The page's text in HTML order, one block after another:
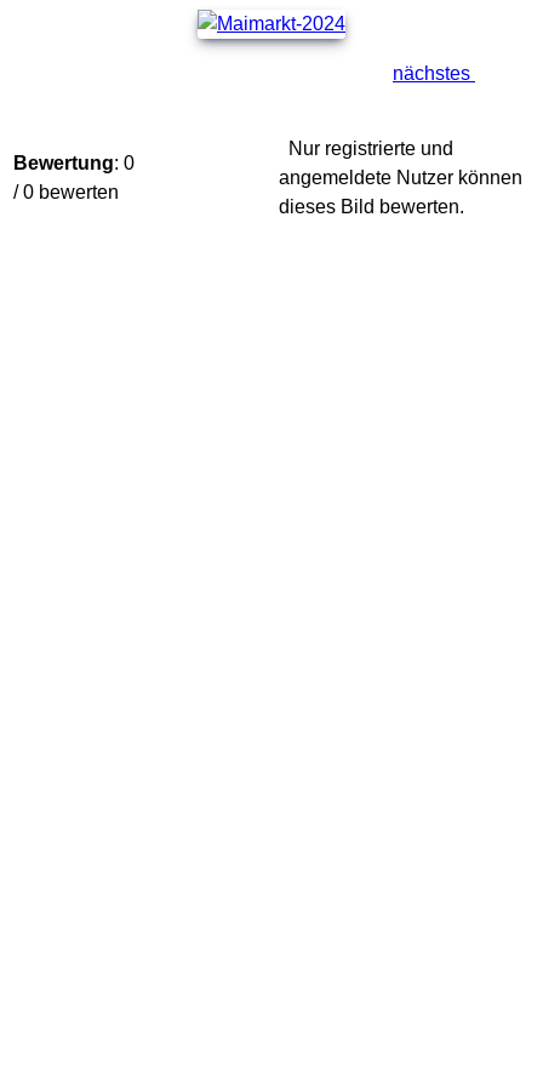
nächstes
Bewertung: 0
/ 0 bewerten
Nur registrierte und
angemeldete Nutzer können
dieses Bild bewerten.